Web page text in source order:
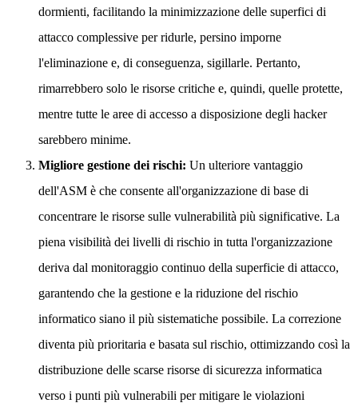
dormienti, facilitando la minimizzazione delle superfici di
attacco complessive per ridurle, persino imporne
l'eliminazione e, di conseguenza, sigillarle. Pertanto,
rimarrebbero solo le risorse critiche e, quindi, quelle protette,
mentre tutte le aree di accesso a disposizione degli hacker
sarebbero minime.
Migliore gestione dei rischi: Un ulteriore vantaggio
dell'ASM è che consente all'organizzazione di base di
concentrare le risorse sulle vulnerabilità più significative. La
piena visibilità dei livelli di rischio in tutta l'organizzazione
deriva dal monitoraggio continuo della superficie di attacco,
garantendo che la gestione e la riduzione del rischio
informatico siano il più sistematiche possibile. La correzione
diventa più prioritaria e basata sul rischio, ottimizzando così la
distribuzione delle scarse risorse di sicurezza informatica
verso i punti più vulnerabili per mitigare le violazioni